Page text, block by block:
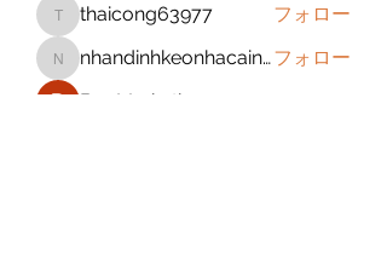
thaicong63977
thaicong63977 フォロー
nhandinhkeonhacainews nhandinhkeonhacainewsフォロー
Bm Marketing 05